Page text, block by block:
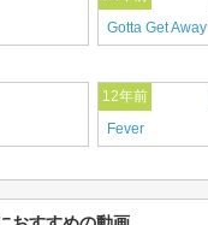
Gotta Get Away
12年前
Fever